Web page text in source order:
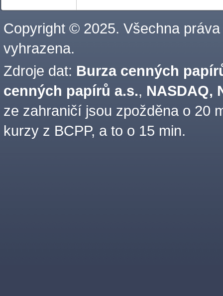
Copyright © 2025. Všechna práva
vyhrazena.
Zdroje dat: Burza cenných
cenných papírů a.s., NASDAQ,
ze zahraničí jsou zpožděna o 20
kurzy z BCPP, a to o 15 min.